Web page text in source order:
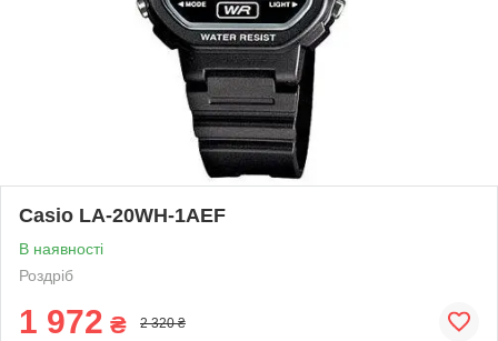
Casio LA-20WH-1AEF
В наявності
Роздріб
1 972 ₴ 2 320 ₴